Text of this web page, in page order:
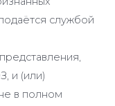
службой
и (или)
в полном